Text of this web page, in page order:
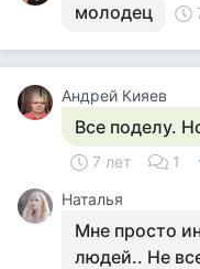
молодец
Андрей Кияев
Все поделу.
7 лет 1
Наталья
Мне просто
людей.. Не